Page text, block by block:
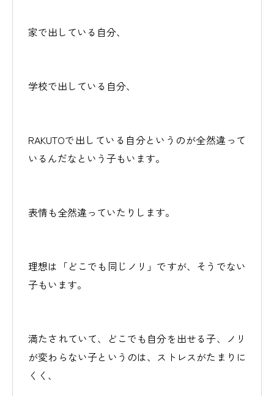
家で出している自分、
学校で出している自分、
RAKUTOで出している自分というのが全然違って
いるんだなという子もいます。
表情も全然違っていたりします。
理想は「どこでも同じノリ」ですが、そうでない
子もいます。
満たされていて、どこでも自分を出せる子、ノリ
が変わらない子というのは、ストレスがたまりに
くく、